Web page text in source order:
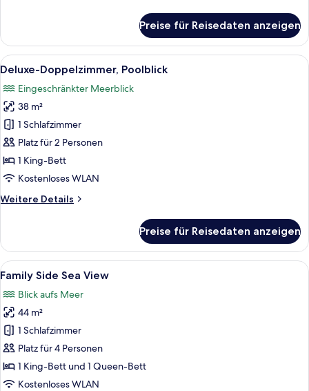
Doppelzimmer
Preise für Reisedaten anzeigen
Alle
Fotos
für
Deluxe-
Doppelzimmer,
Poolblick
anzeigen
Ein Hotelzimmer mit einem großen
12
Deluxe-Doppelzimmer, Poolblick
Eingeschränkter Meerblick
38 m²
1 Schlafzimmer
Platz für 2 Personen
1 King-Bett
Kostenloses WLAN
Weitere Details
Weitere
Doppelzimmer,
Poolblick
Preise für Reisedaten anzeigen
Alle
Fotos
für
Family
Side
Sea
View
anzeigen
Ein Schlafzimmer mit einem
19
Family Side Sea View
Blick aufs Meer
44 m²
1 Schlafzimmer
Platz für 4 Personen
1 King-Bett und 1 Queen-Bett
Kostenloses WLAN